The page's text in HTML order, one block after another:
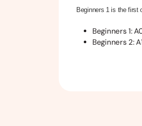
Beginners 1 is the first
Beginners 1:
Beginners 2: